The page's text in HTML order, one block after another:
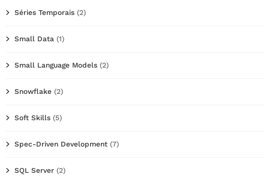
Séries Temporais (2)
Small Data (1)
Small Language Models (2)
Snowflake (2)
Soft Skills (5)
Spec-Driven Development (7)
SQL Server (2)